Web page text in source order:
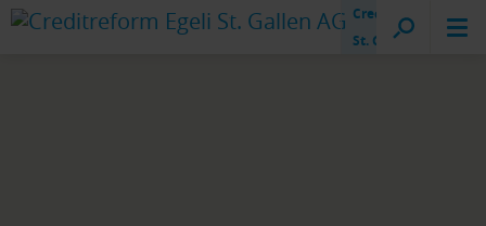
Creditreform
St. Gallen